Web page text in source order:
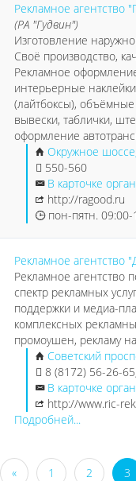
Рекламное агентство
(РА "Гудвин")
Изготовление
Своё производство,
Рекламное
интерьерные
(лайтбоксы),
вывески, таблички,
оформление
Окружное
550-560
В карточке
http://ragood.ru
пон-пятн. 09:00-
Рекламное агентство
Рекламное агентство
спектр рекламных
поддержки и медиа-
комплексных
промоушен, рекламу
Советский
8 (8172) 56-26-
В карточке
http://www.ric-
Подробней...
« 1 2 3